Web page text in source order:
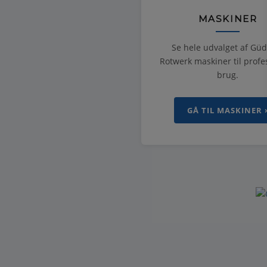
MASKINER
Se hele udvalget af
Rotwerk maskiner til
brug.
GÅ TIL MASKINER ›